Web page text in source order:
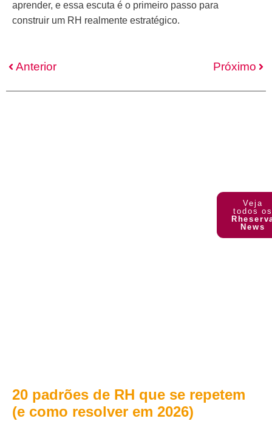
aprender, e essa escuta é o primeiro passo para
construir um RH realmente estratégico.
Anterior Próximo
Veja
todos os
News
20 padrões de RH que se repetem
(e como resolver em 2026)